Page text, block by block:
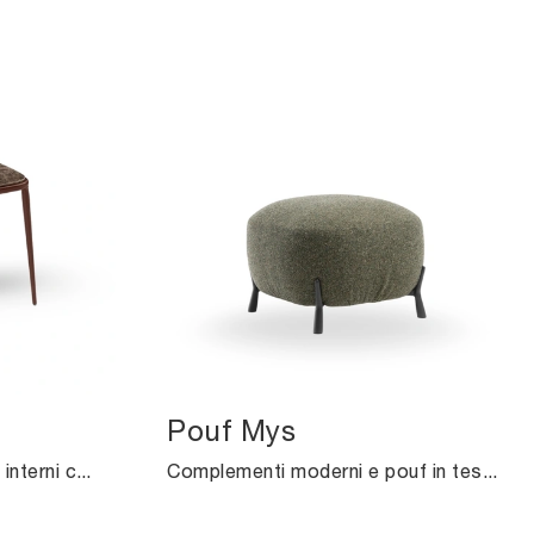
Desideri completare i tuoi interni con i Complementi Midj? Ecco qui vari modelli di tavolini in ceramica come Lea.
Pouf Mys
Complementi moderni e pouf in tessuto: ottieni informazioni sul modello Pouf Mys di Midj e potrai arricchire i tuoi spazi.